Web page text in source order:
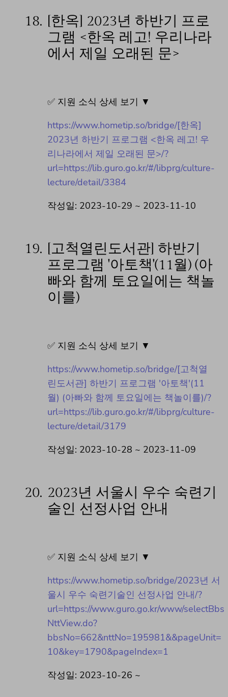
18. [한옥] 2023년 하반기 프로
그램 <한옥 레고! 우리나라
에서 제일 오래된 문>
✅ 지원 소식 상세 보기 ▼
https://www.hometip.so/bridge/[한옥]
2023년 하반기 프로그램 <한옥 레고! 우
리나라에서 제일 오래된 문>/?
url=https://lib.guro.go.kr/#/libprg/culture-
lecture/detail/3384
작성일: 2023-10-29 ~ 2023-11-10
19. [고척열린도서관] 하반기
프로그램 '아토책'(11월) (아
빠와 함께 토요일에는 책놀
이를)
✅ 지원 소식 상세 보기 ▼
https://www.hometip.so/bridge/[고척열
린도서관] 하반기 프로그램 '아토책'(11
월) (아빠와 함께 토요일에는 책놀이를)/?
url=https://lib.guro.go.kr/#/libprg/culture-
lecture/detail/3179
작성일: 2023-10-28 ~ 2023-11-09
20. 2023년 서울시 우수 숙련기
술인 선정사업 안내
✅ 지원 소식 상세 보기 ▼
https://www.hometip.so/bridge/2023년 서
울시 우수 숙련기술인 선정사업 안내/?
url=https://www.guro.go.kr/www/selectBbs
NttView.do?
bbsNo=662&nttNo=195981&&pageUnit=
10&key=1790&pageIndex=1
작성일: 2023-10-26 ~